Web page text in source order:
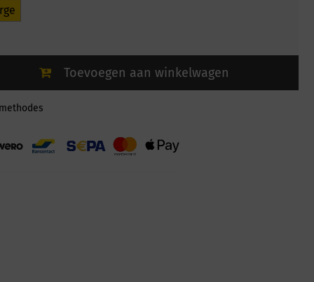
Toevoegen aan winkelwagen